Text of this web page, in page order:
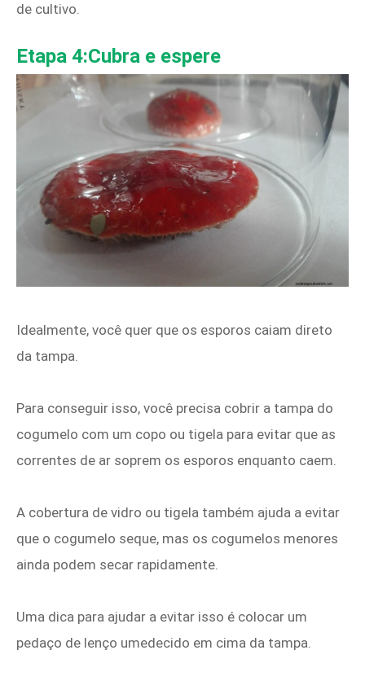
de cultivo.
Etapa 4:Cubra e espere
Idealmente, você quer que os esporos caiam direto
da tampa.
Para conseguir isso, você precisa cobrir a tampa do
cogumelo com um copo ou tigela para evitar que as
correntes de ar soprem os esporos enquanto caem.
A cobertura de vidro ou tigela também ajuda a evitar
que o cogumelo seque, mas os cogumelos menores
ainda podem secar rapidamente.
Uma dica para ajudar a evitar isso é colocar um
pedaço de lenço umedecido em cima da tampa.